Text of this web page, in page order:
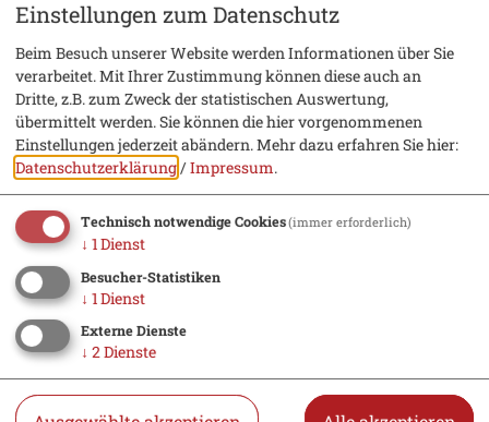
Einstellungen zum Datenschutz
Beim Besuch unserer Website werden Informationen über Sie
verarbeitet. Mit Ihrer Zustimmung können diese auch an
Dritte, z.B. zum Zweck der statistischen Auswertung,
übermittelt werden. Sie können die hier vorgenommenen
Einstellungen jederzeit abändern.Mehr dazu erfahren Sie hier:
Datenschutzerklärung/Impressum.
Technisch notwendige Cookies(immer erforderlich)
↓ 1 Dienst
Besucher-Statistiken
↓ 1 Dienst
Externe Dienste
↓ 2Dienste